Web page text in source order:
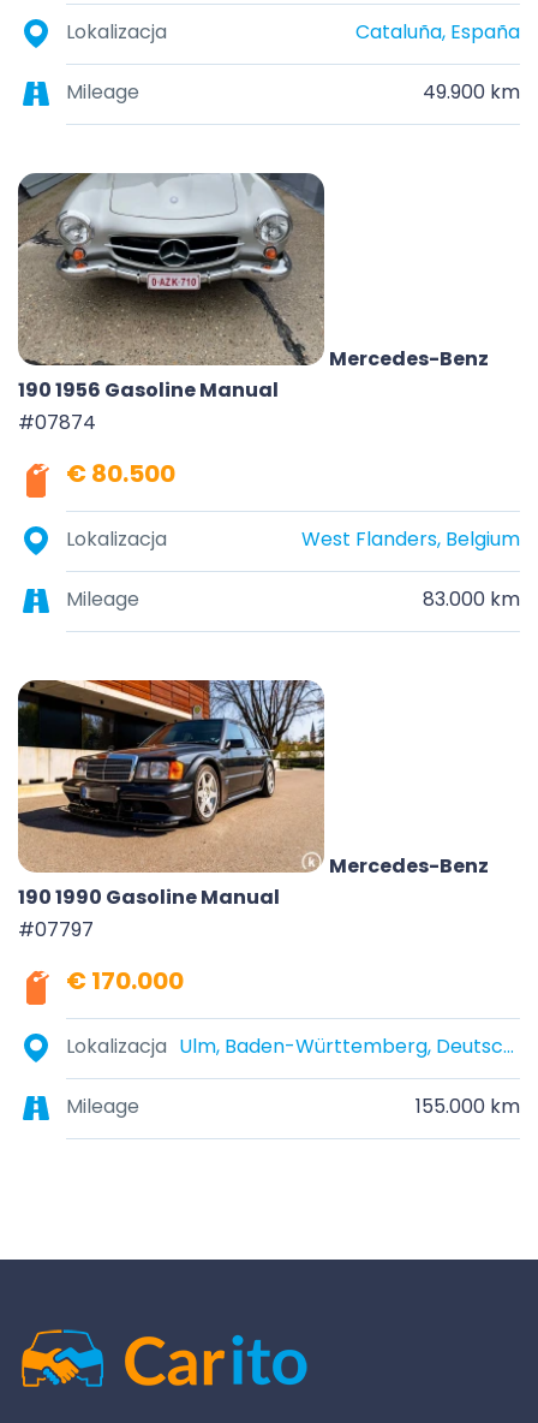
Lokalizacja Cataluña, España
Mileage 49.900 km
Mercedes-Benz
190 1956 Gasoline Manual
#07874
€ 80.500
Lokalizacja West Flanders, Belgium
Mileage 83.000 km
Mercedes-Benz
190 1990 Gasoline Manual
#07797
€ 170.000
Lokalizacja Ulm, Baden-Württemberg, Deutschland
Mileage 155.000 km